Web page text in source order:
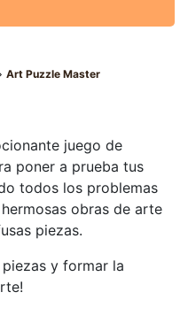
Art Puzzle Master
juego de
poner a prueba tus
todos los problemas
obras de arte
piezas.
y formar la